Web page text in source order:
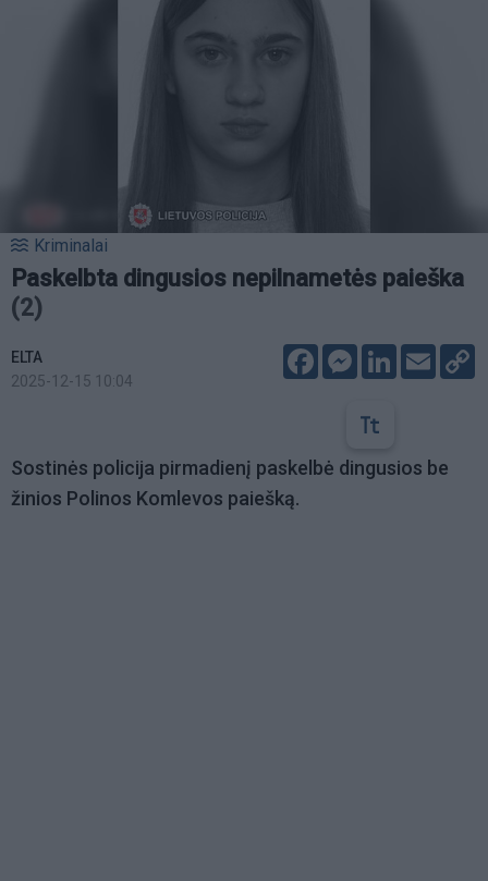
Kriminalai
Paskelbta dingusios nepilnametės paieška
(2)
ELTA
2025-12-15 10:04
FacebookMessenger
LinkedIn
Email
Sostinės policija pirmadienį paskelbė dingusios be
žinios Polinos Komlevos paiešką.